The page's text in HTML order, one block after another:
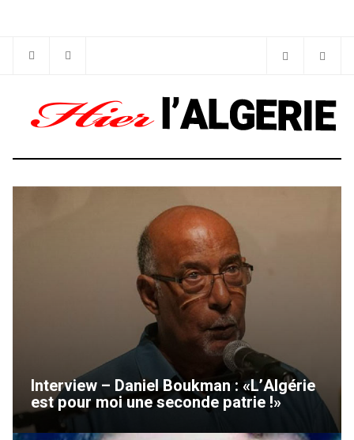
Interview – Daniel Boukman : «L’Algérie
est pour moi une seconde patrie !»